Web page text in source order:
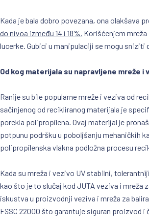
Kada je bala dobro povezana, ona olakšava
do nivoa između 14 i 18%. Korišćenjem
lucerke. Gubici u manipulaciji se mogu sniziti
Od kog materijala su napravljene mreže i
Ranije su bile popularne mreže i veziva od
sačinjenog od recikliranog materijala je
porekla polipropilena. Ovaj materijal je
potpunu podršku u poboljšanju mehaničkih
polipropilenska vlakna podložna procesu
Kada su mreža i vezivo UV stabilni,
kao što je to slučaj kod JUTA veziva i mreža
iskustva u proizvodnji veziva i mreža za
FSSC 22000 što garantuje siguran proizvod